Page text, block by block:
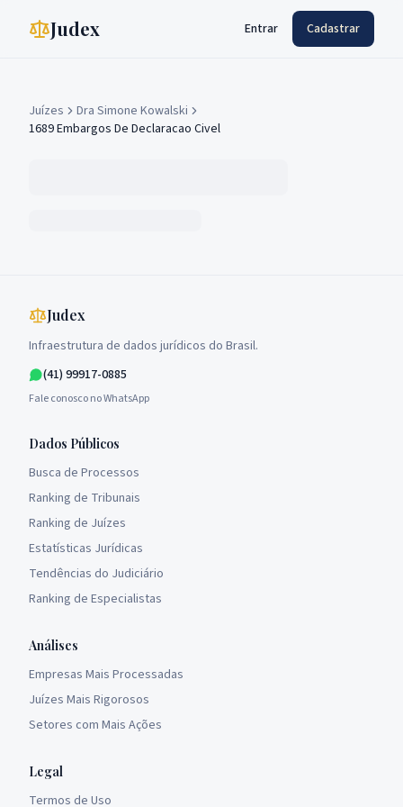
Judex Entrar Cadastrar
Juízes
Dra Simone Kowalski
1689 Embargos De Declaracao Civel
Judex
Infraestrutura de dados jurídicos do Brasil.
(41) 99917-0885
Fale conosco no WhatsApp
Dados Públicos
Busca de Processos
Ranking de Tribunais
Ranking de Juízes
Estatísticas Jurídicas
Tendências do Judiciário
Ranking de Especialistas
Análises
Empresas Mais Processadas
Juízes Mais Rigorosos
Setores com Mais Ações
Legal
Termos de Uso